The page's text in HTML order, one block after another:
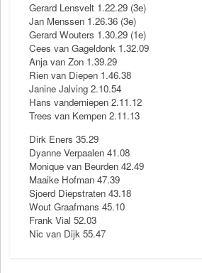
Gerard Lensvelt 1.22.29 (3e)
Jan Menssen 1.26.36 (3e)
Gerard Wouters 1.30.29 (1e)
Cees van Gageldonk 1.32.09
Anja van Zon 1.39.29
Rien van Diepen 1.46.38
Janine Jalving 2.10.54
Hans vanderniepen 2.11.12
Trees van Kempen 2.11.13
Dirk Eners 35.29
Dyanne Verpaalen 41.08
Monique van Beurden 42.49
Maaike Hofman 47.39
Sjoerd Diepstraten 43.18
Wout Graafmans 45.10
Frank Vial 52.03
Nic van Dijk 55.47